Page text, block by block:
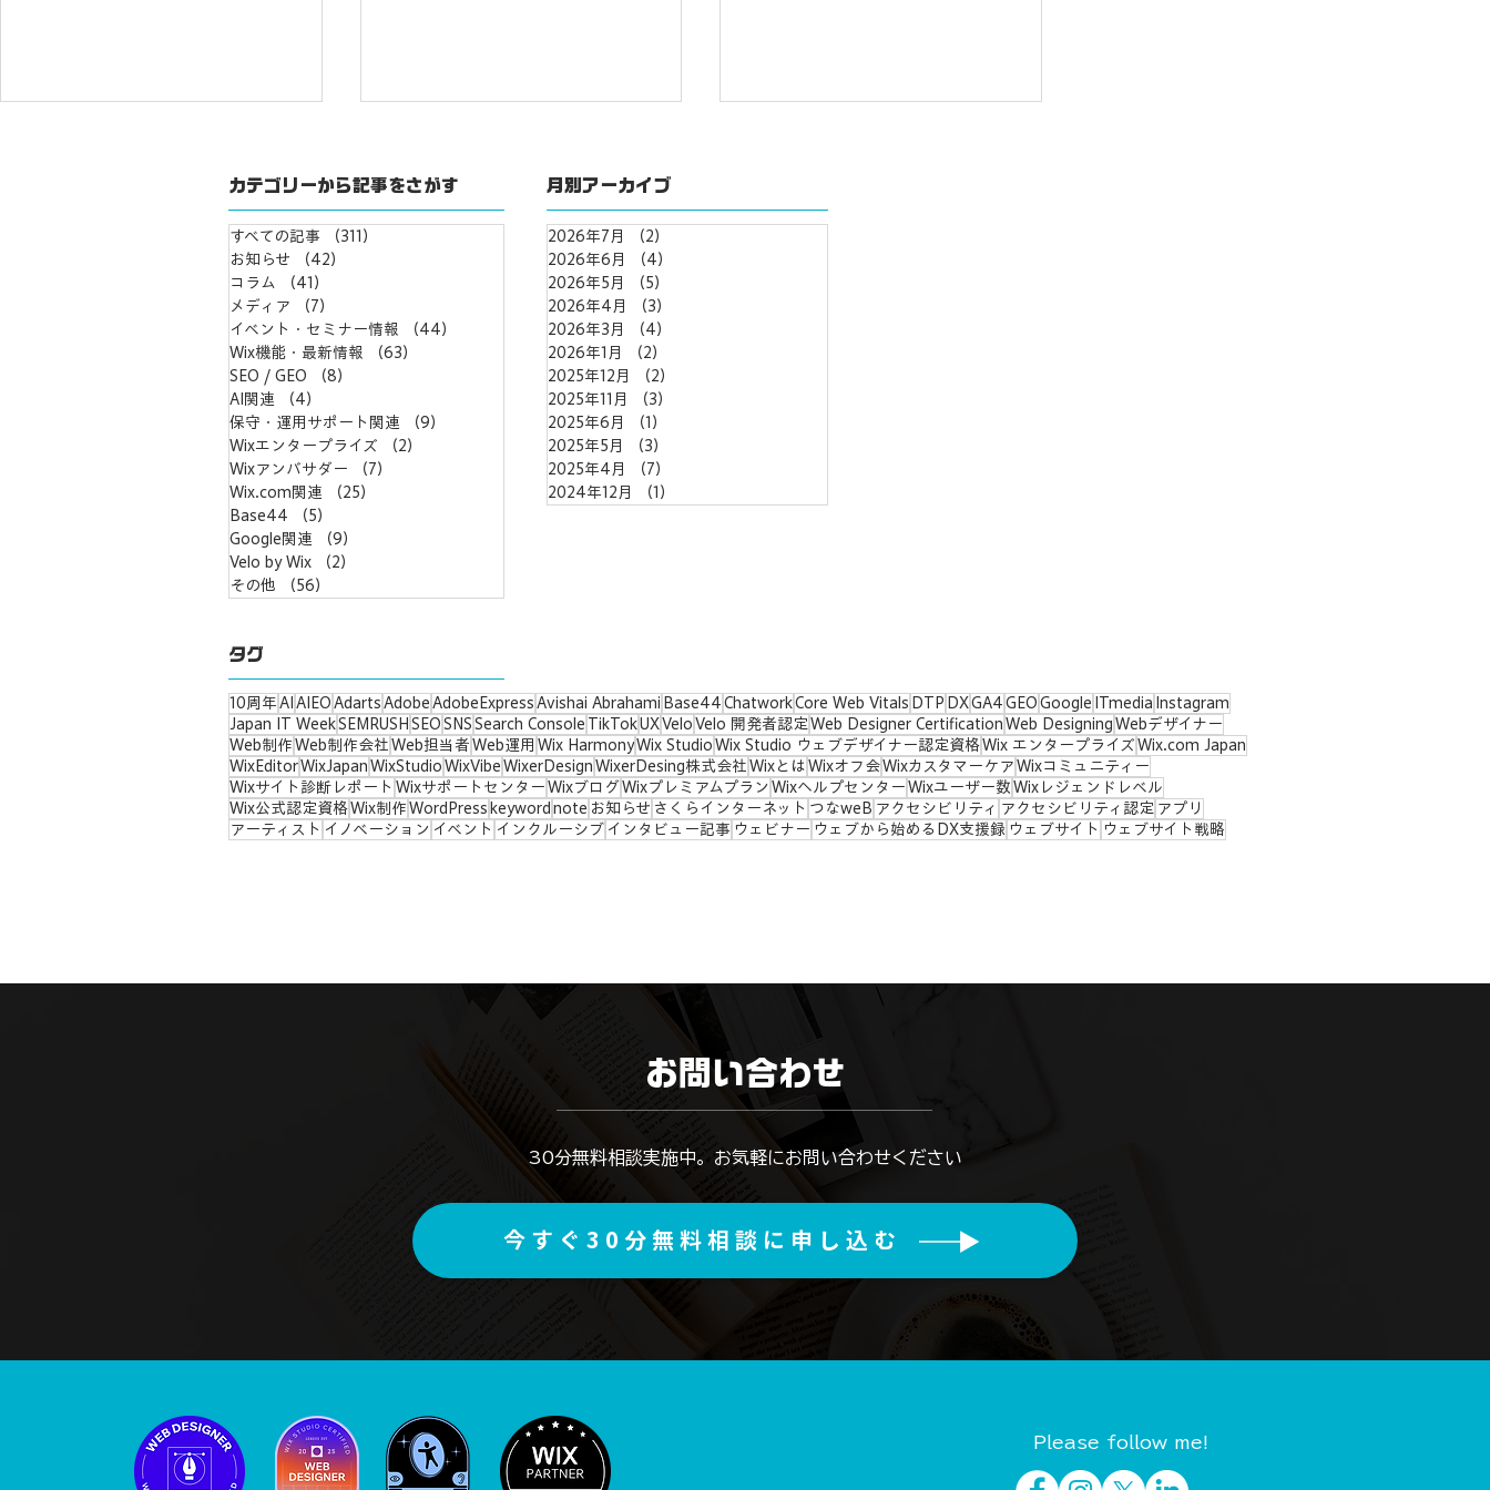
【注意喚起】フリーランスや
制作会社に制作代行を依頼す
【ITreview】にWixのレビュ
ーを書こう！
カテゴリーから記事をさがす
すべての記事 （311）
お知らせ
（42）
コラム
（41）
メディア
（7）
イベント・セミナー情報
（44）
Wix機能・最新情報
（63）
SEO / GEO
（8）
AI関連
（4）
保守・運用サポート関連
（9）
Wixエンタープライズ
（2）
Wixアンバサダー
（7）
Wix.com関連
（25）
Base44
（5）
Google関連
（9）
Velo by Wix
（2）
その他
（56）
月別アーカイブ
2026年7月 （2）
2026年6月
（4）
2026年5月
（5）
2026年4月
（3）
2026年3月
（4）
2026年1月
（2）
2025年12月
（2）
2025年11月
（3）
2025年6月
（1）
2025年5月
（3）
2025年4月
（7）
2024年12月
（1）
タグ
10周年 AI AIEO Adarts Adobe AdobeExpress Avishai Abrahami Base44 ChatworkCore Web Vitals DTP DXGA4 GEO Google ITmedia Instagram
Japan IT WeekSEMRUSH SEO SNS Search Console TikTokUXVelo Velo 開発者認定 Web Designer Certification Web Designing Webデザイナー
Web制作 Web制作会社 Web担当者 Web運用 Wix HarmonyWix Studio Wix Studio ウェブデザイナー認定資格Wix エンタープライズ Wix.com Japan
WixEditorWixJapan WixStudio WixVibe WixerDesign WixerDesing株式会社 Wixとは Wixオフ会Wixカスタマーケア Wixコミュニティー
Wixサイト診断レポート Wixサポートセンター WixブログWixプレミアムプラン Wixヘルプセンター Wixユーザー数 Wixレジェンドレベル
Wix公式認定資格Wix制作 WordPress keyword note お知らせ さくらインターネット つなweB アクセシビリティ アクセシビリティ認定 アプリ
アーティスト イノベーション イベント インクルーシブ インタビュー記事 ウェビナー ウェブから始めるDX支援録 ウェブサイト ウェブサイト戦略
お問い合わせ
​30分無料相談実施中。お気軽にお問い合わせください
今すぐ30分無料相談に申し込む
Please follow me!